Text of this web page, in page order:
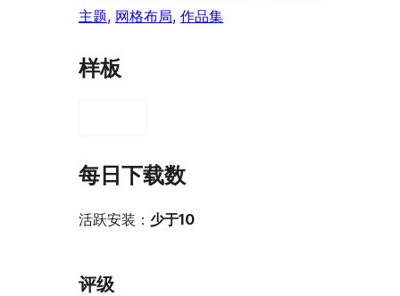
主题, 网格布局, 作品集
样板
每日下载数
活跃安装： 少于10
评级